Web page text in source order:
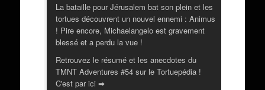
La bataille pour Jérusalem bat son plein et les
tortues découvrent un nouvel ennemi : Animus
! Pire encore, Michaelangelo est gravement
blessé et a perdu la vue !
Retrouvez le résumé et les anecdotes du
TMNT Adventures #54 sur le Tortuepédia !
C'est par ici ➡